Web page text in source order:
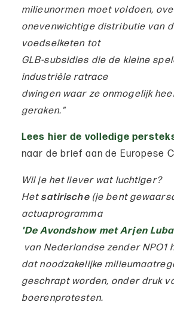
milieunormen moet voldoen,
onevenwichtige distributie van
voedselketen tot
GLB-subsidies die de kleine
industriële ratrace
dwingen waar ze onmogelijk
geraken."
Lees hier de volledige
naar de brief aan de Europese
Wil je het liever wat luchtiger?
Het satirische(je bent
actuaprogramma
'De Avondshow met Arjen
van Nederlandse zender NPO1
dat noodzakelijke
geschrapt worden, onder druk
boerenprotesten.